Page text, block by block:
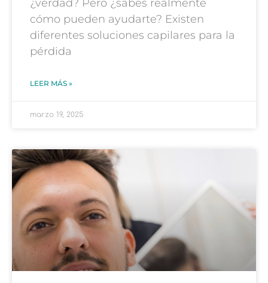
¿verdad? Pero ¿sabes realmente
cómo pueden ayudarte? Existen
diferentes soluciones capilares para la
pérdida
LEER MÁS »
marzo 19, 2025